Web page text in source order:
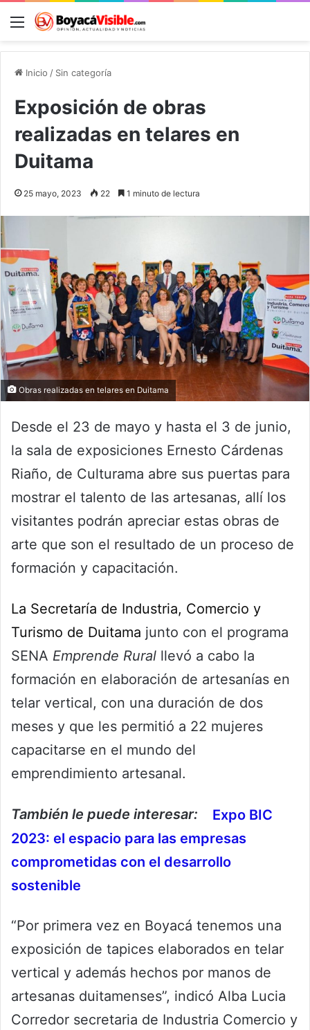
Menú
Inicio / Sin categoría
Exposición de obras
realizadas en telares en
Duitama
25 mayo, 2023 22 1 minuto de lectura
Obras realizadas en telares en Duitama
Desde el 23 de mayo y hasta el 3 de junio,
la sala de exposiciones Ernesto Cárdenas
Riaño, de Culturama abre sus puertas para
mostrar el talento de las artesanas, allí los
visitantes podrán apreciar estas obras de
arte que son el resultado de un proceso de
formación y capacitación.
La Secretaría de Industria, Comercio y
Turismo de Duitama junto con el programa
SENA Emprende Rural llevó a cabo la
formación en elaboración de artesanías en
telar vertical, con una duración de dos
meses y que les permitió a 22 mujeres
capacitarse en el mundo del
emprendimiento artesanal.
También le puede interesar:
Expo BIC
2023: el espacio para las empresas
comprometidas con el desarrollo
sostenible
“Por primera vez en Boyacá tenemos una
exposición de tapices elaborados en telar
vertical y además hechos por manos de
artesanas duitamenses”, indicó Alba Lucia
Corredor secretaria de Industria Comercio y